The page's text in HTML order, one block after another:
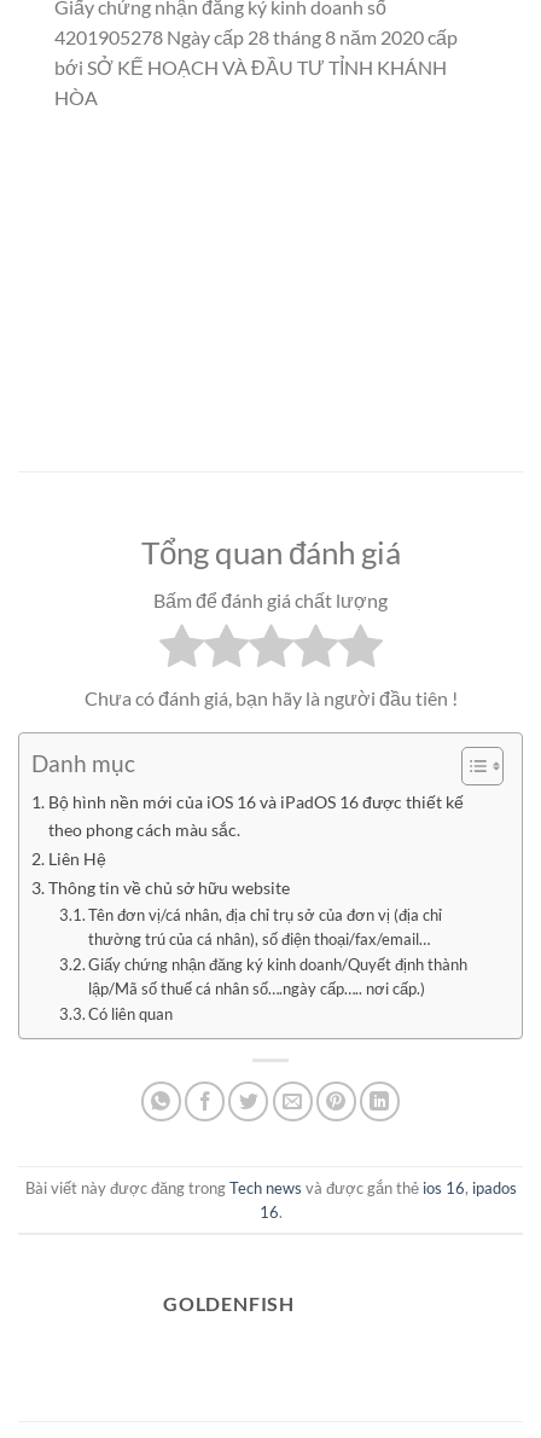
Giấy chứng nhận đăng ký kinh doanh số
4201905278 Ngày cấp 28 tháng 8 năm 2020 cấp
bới SỞ KẾ HOẠCH VÀ ĐẦU TƯ TỈNH KHÁNH
HÒA
Tổng quan đánh giá
Bấm để đánh giá chất lượng
Chưa có đánh giá, bạn hãy là người đầu tiên !
Danh mục
Bộ hình nền mới của iOS 16 và iPadOS 16 được thiết kế
theo phong cách màu sắc.
Liên Hệ
Thông tin về chủ sở hữu website
Tên đơn vị/cá nhân, địa chỉ trụ sở của đơn vị (địa chỉ
thường trú của cá nhân), số điện thoại/fax/email…
Giấy chứng nhận đăng ký kinh doanh/Quyết định thành
lập/Mã số thuế cá nhân số….ngày cấp….. nơi cấp.)
Có liên quan
Bài viết này được đăng trongTech news và được gắn thẻ ios 16, ipados
16.
GOLDENFISH